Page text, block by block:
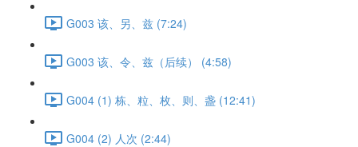
G003 该、另、兹 (7:24)
G003 该、令、兹（后续） (4:58)
G004 (1) 栋、粒、枚、则、盏 (12:41)
G004 (2) 人次 (2:44)